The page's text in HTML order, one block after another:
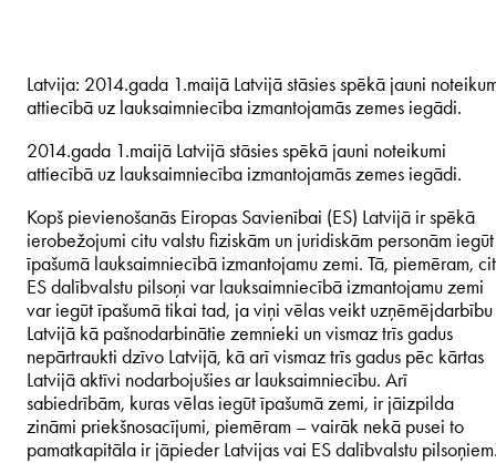
Latvija: 2014.gada 1.maijā Latvijā stāsies spēkā jauni
attiecībā uz lauksaimniecība izmantojamās zemes iegādi.
2014.gada 1.maijā Latvijā stāsies spēkā jauni noteikumi
attiecībā uz lauksaimniecība izmantojamās zemes iegādi.
Kopš pievienošanās Eiropas Savienībai (ES) Latvijā ir spēkā
ierobežojumi citu valstu fiziskām un juridiskām personām iegūt
īpašumā lauksaimniecībā izmantojamu zemi. Tā, piemēram,
ES dalībvalstu pilsoņi var lauksaimniecībā izmantojamu zemi
var iegūt īpašumā tikai tad, ja viņi vēlas veikt uzņēmējdarbību
Latvijā kā pašnodarbinātie zemnieki un vismaz trīs gadus
nepārtraukti dzīvo Latvijā, kā arī vismaz trīs gadus pēc kārtas
Latvijā aktīvi nodarbojušies ar lauksaimniecību. Arī
sabiedrībām, kuras vēlas iegūt īpašumā zemi, ir jāizpilda
zināmi priekšnosacījumi, piemēram – vairāk nekā pusei to
pamatkapitāla ir jāpieder Latvijas vai ES dalībvalstu